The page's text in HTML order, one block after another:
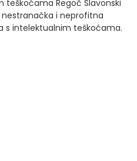
teškoćama Regoč Slavonski
nestranačka i neprofitna
s intelektualnim teškoćama.